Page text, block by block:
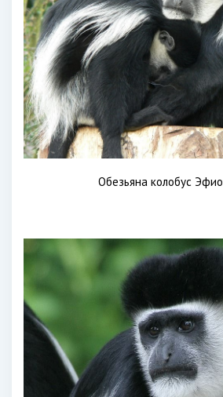
Обезьяна колобус